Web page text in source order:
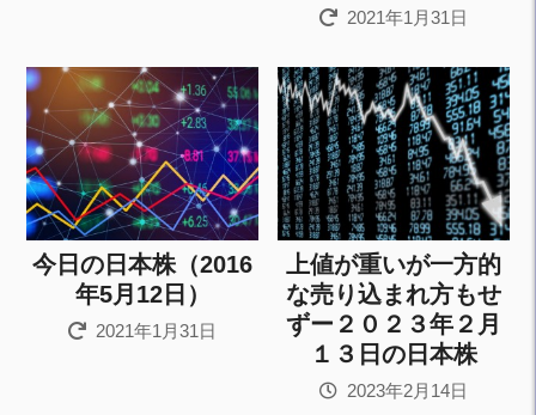
2021年1月31日
今日の日本株（2016
年5月12日）
2021年1月31日
上値が重いが一方的
な売り込まれ方もせ
ずー２０２３年２月
１３日の日本株
2023年2月14日